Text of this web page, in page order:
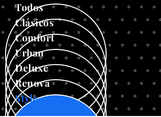
Todos
Clásicos
Comfort
Urban
Deluxe
Renova
Style